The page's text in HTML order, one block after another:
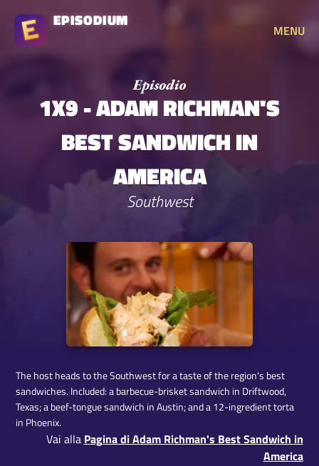
EPISODIUM
MENU
1X9 - ADAM RICHMAN'S
BEST SANDWICH IN
AMERICA
Southwest
The host heads to the Southwest for a taste of the region's best
sandwiches. Included: a barbecue-brisket sandwich in Driftwood,
Texas; a beef-tongue sandwich in Austin; and a 12-ingredient torta
in Phoenix.
Vai alla Pagina di Adam Richman's Best Sandwich in
America